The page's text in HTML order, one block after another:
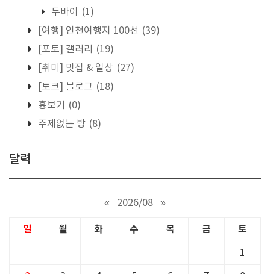
두바이
(1)
[여행] 인천여행지 100선 (39)
[포토] 갤러리
(19)
[취미] 맛집 & 일상 (27)
[토크] 블로그 (18)
흉보기
(0)
주제없는 방 (8)
달력
« 2026/08 »
일 월 화 수 목 금 토
1